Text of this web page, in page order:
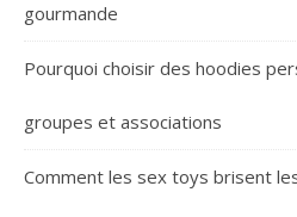
gourmande
Pourquoi choisir des hoodies
groupes et associations
Comment les sex toys brisent